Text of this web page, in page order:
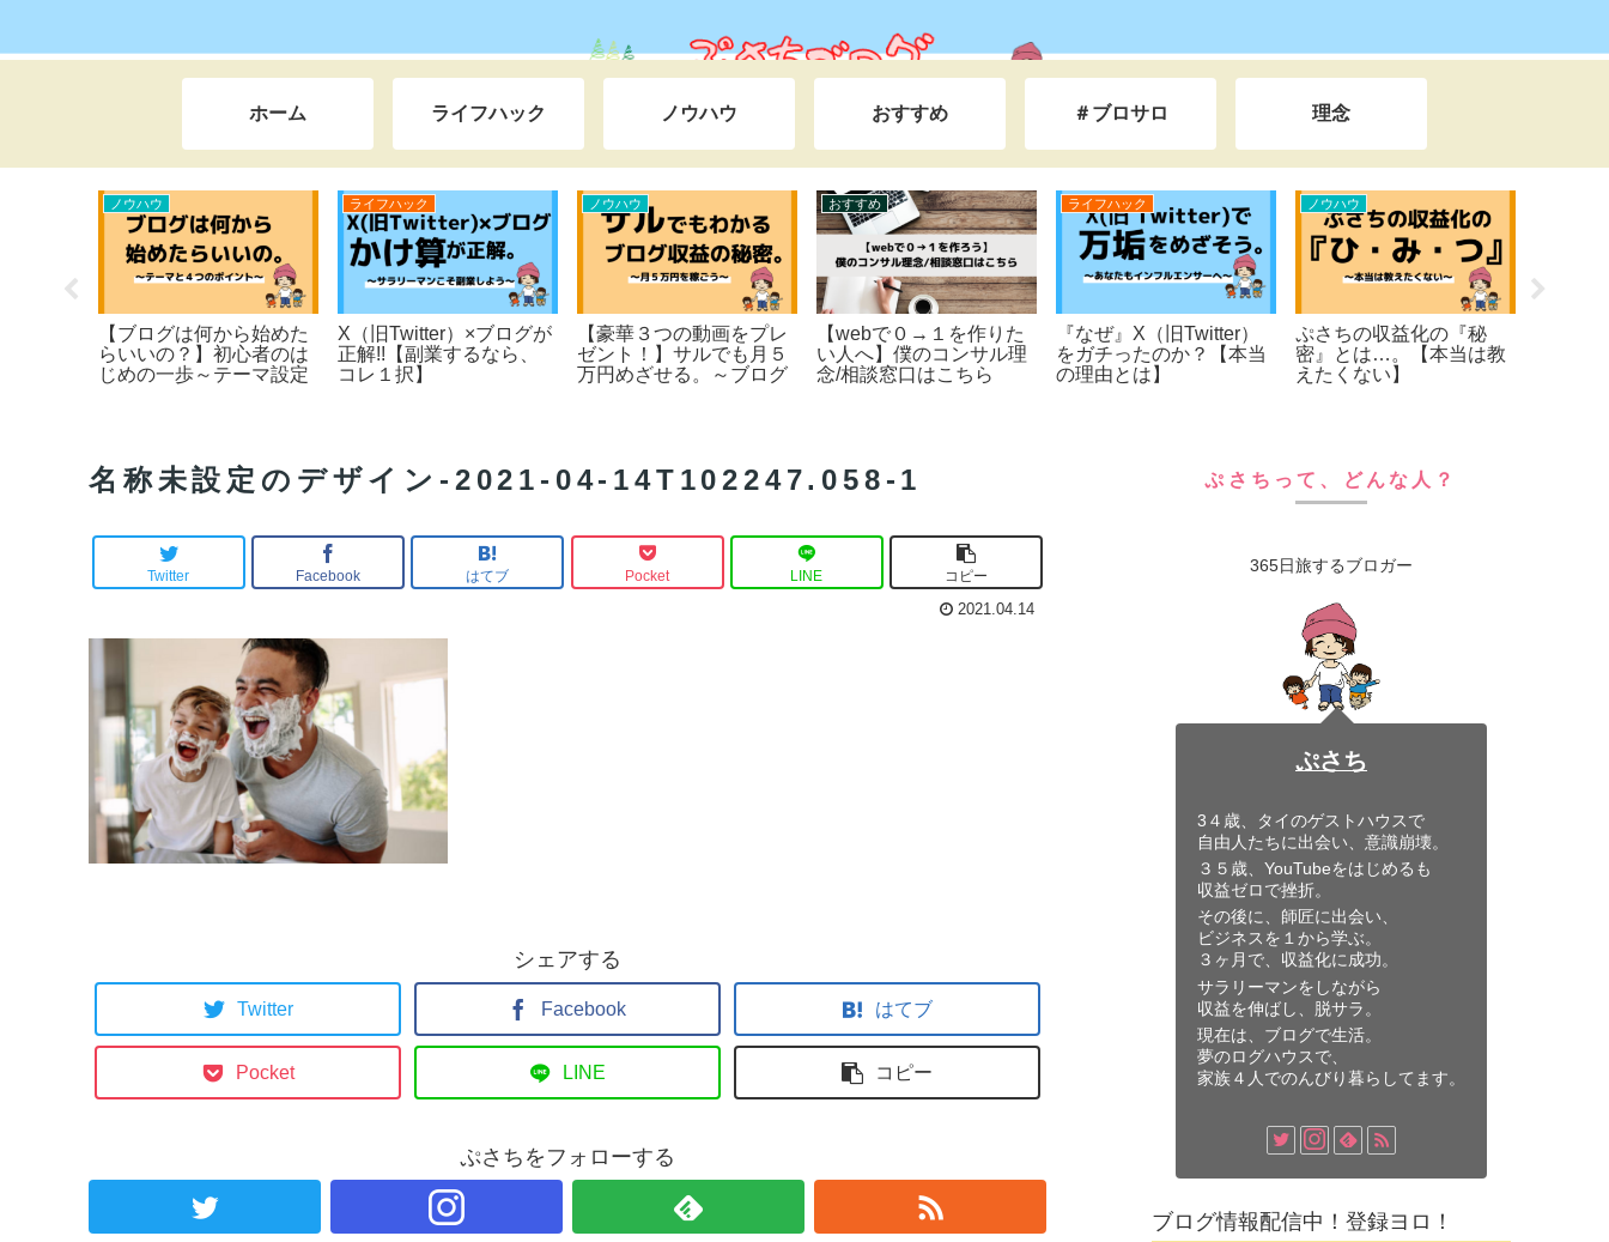
ホーム ライフハック ノウハウ おすすめ ＃ブロサロ 理念
ライフハック
ふらっと旅する人生へ。
３０代から「幸せ」は始
まる。【ぷさちの２ndキ
ライフハック
教え子の実績紹介【収益
化の報告】
おすすめ
『今が一番若い日』っ
て、名言すぎる。【チャ
レンジの５箇条】
ライフハック
【とても恥ずかしい35年
間の告白】友達となじめ
ず教室の隅で泣いた学生
舎でスローライフをしな
がら日本＆世界一周の旅
逆転した”あるキッカ
ライフハック
【３分漫画で読む】超平
凡サラリーマンが、
『365日旅するブロガ
ライフハック
ぷさちのプロフィール
名称未設定のデザイン-2021-04-14T102247.058-1
Twitter Facebook はてブ Pocket LINE コピー
2021.04.14
シェアする
Twitter Facebook はてブ
Pocket LINE コピー
ぷさちをフォローする
ぷさちって、どんな人？
365日旅するブロガー
ぷさち
3４歳、タイのゲストハウスで
自由人たちに出会い、意識崩壊。
３５歳、YouTubeをはじめるも
収益ゼロで挫折。
その後に、師匠に出会い、
ビジネスを１から学ぶ。
３ヶ月で、収益化に成功。
サラリーマンをしながら
収益を伸ばし、脱サラ。
現在は、ブログで生活。
夢のログハウスで、
家族４人でのんびり暮らしてます。
ブログ情報配信中！登録ヨロ！